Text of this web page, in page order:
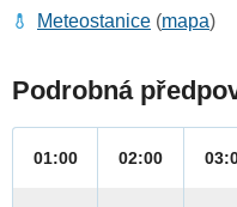
Meteostanice (mapa)
Podrobná
01:00 02:00